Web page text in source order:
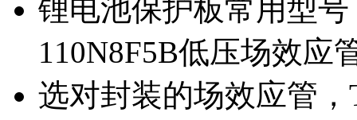
锂电池保护板常用型
110N8F5B低压场效应
选对封装的场效应管